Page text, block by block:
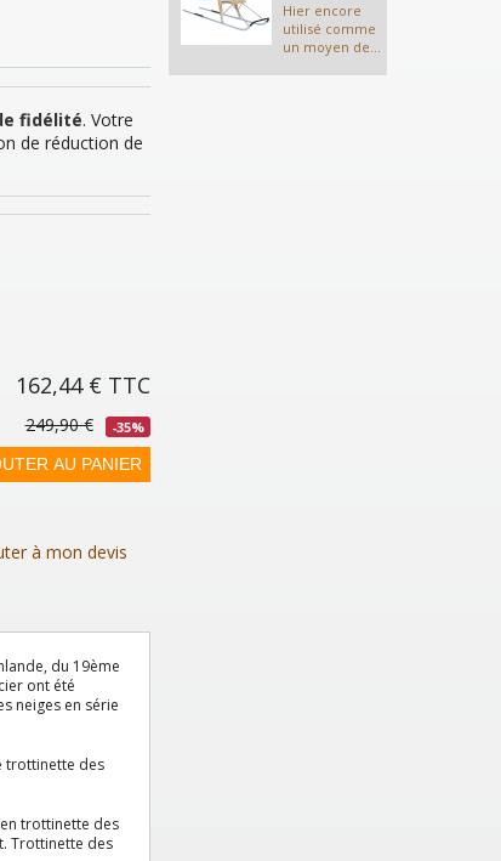
fidélité. Votre
de réduction de
162,44 € TTC
-35%
249,90 €
AU PANIER
à mon devis
du 19ème
ont été
neiges en série
trottinette des
trottinette des
Trottinette des
Hier encore
utilisé comme
un moyen de...